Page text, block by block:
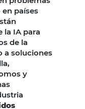
países
la IA para
de la
a soluciones
y